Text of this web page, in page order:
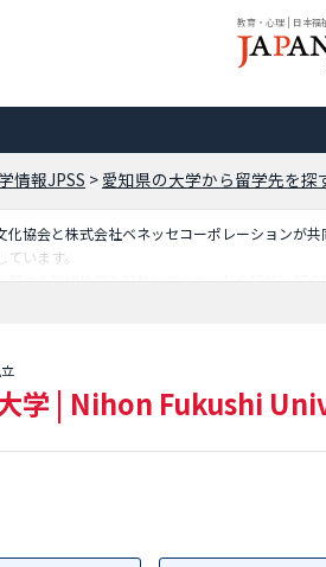
教育・心理 | 日本福
情報JPSS > 愛知県の大学から留学先を探
協会と株式会社ベネッセコーポレーションが
います。
関する詳細情報を記載しており、社会福祉学部
学 | Nihon Fukushi